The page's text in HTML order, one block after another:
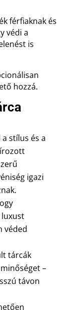
férfiaknak és
védi a
is
hozzá.
stílus és a
igazi
véded
tárcák
–
távon